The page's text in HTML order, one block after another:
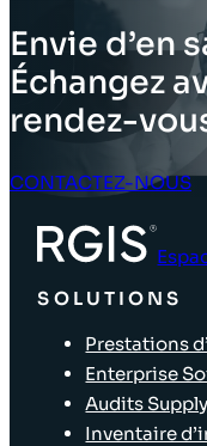
Envie d’en
Échangez
rendez-
CONTACTEZ-NOUS
SOLUTIONS
Prestations
Enterprise
Audits
Inventaire